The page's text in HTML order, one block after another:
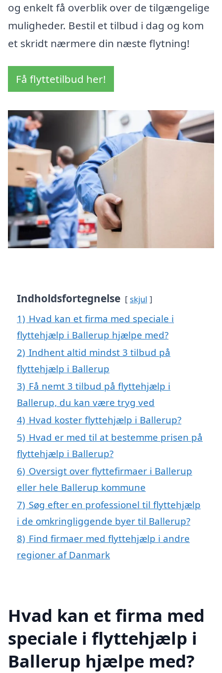
og enkelt få overblik over de tilgængelige
muligheder. Bestil et tilbud i dag og kom
et skridt nærmere din næste flytning!
Få flyttetilbud her!
Indholdsfortegnelse skjul
1) Hvad kan et firma med speciale i
flyttehjælp i Ballerup hjælpe med?
2) Indhent altid mindst 3 tilbud på
flyttehjælp i Ballerup
3) Få nemt 3 tilbud på flyttehjælp i
Ballerup, du kan være tryg ved
4) Hvad koster flyttehjælp i Ballerup?
5) Hvad er med til at bestemme prisen på
flyttehjælp i Ballerup?
6) Oversigt over flyttefirmaer i Ballerup
eller hele Ballerup kommune
7) Søg efter en professionel til flyttehjælp
i de omkringliggende byer til Ballerup?
8) Find firmaer med flyttehjælp i andre
regioner af Danmark
Hvad kan et firma med
speciale i flyttehjælp i
Ballerup hjælpe med?